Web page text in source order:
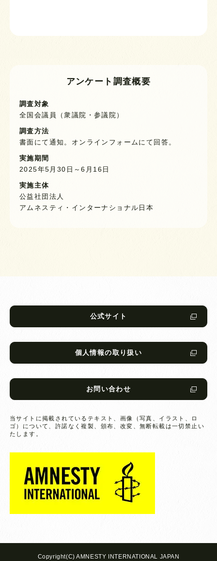
アンケート調査概要
調査対象
全国会議員（衆議院・参議院）
調査方法
書面にて通知。オンラインフォームにて回答。
実施期間
2025年5月30日～6月16日
実施主体
公益社団法人
アムネスティ・インターナショナル日本
公式サイト
個人情報の取り扱い
お問い合わせ
当サイトに掲載されているテキスト、画像（写真、イラスト、ロ
ゴ）について、 許諾なく複製、頒布、改変、無断転載は一切禁止い
たします。
Copyright(C) AMNESTY INTERNATIONAL JAPAN